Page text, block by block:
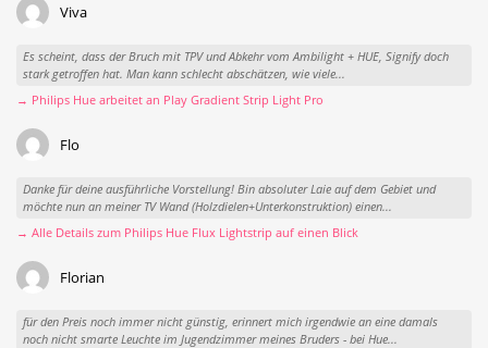
Viva
Es scheint, dass der Bruch mit TPV und Abkehr vom Ambilight + HUE, Signify doch
stark getroffen hat. Man kann schlecht abschätzen, wie viele...
→ Philips Hue arbeitet an Play Gradient Strip Light Pro
Flo
Danke für deine ausführliche Vorstellung! Bin absoluter Laie auf dem Gebiet und
möchte nun an meiner TV Wand (Holzdielen+Unterkonstruktion) einen...
→ Alle Details zum Philips Hue Flux Lightstrip auf einen Blick
Florian
für den Preis noch immer nicht günstig, erinnert mich irgendwie an eine damals
noch nicht smarte Leuchte im Jugendzimmer meines Bruders - bei Hue...